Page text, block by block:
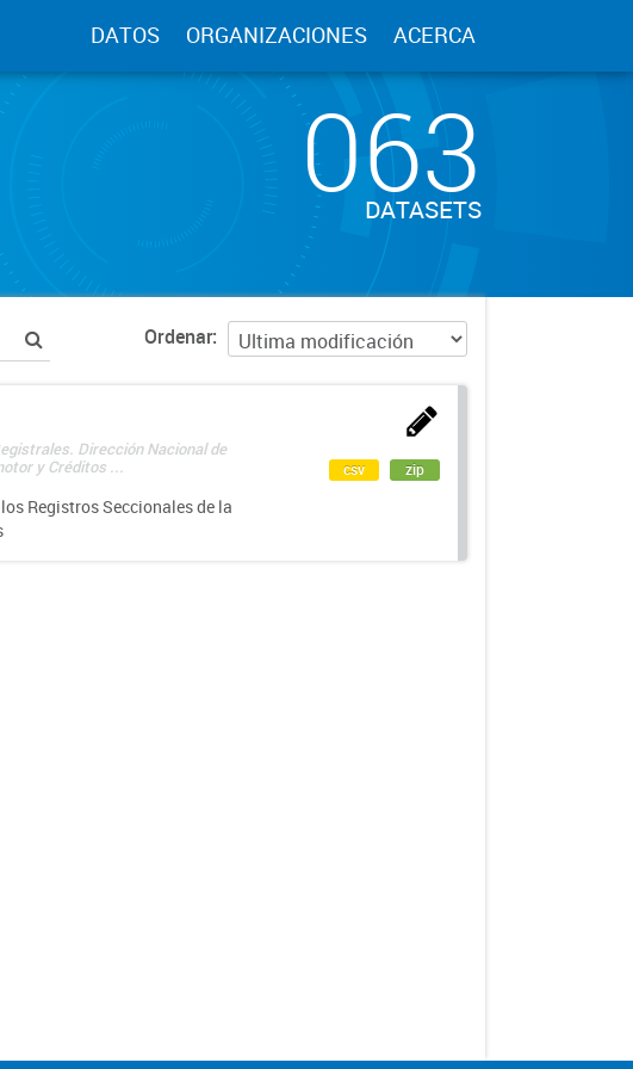
DATOS ORGANIZACIONES ACERCA
063
DATASETS
Ordenar
Dirección Nacional de
y Créditos ...
Registros Seccionales de la
csv zip